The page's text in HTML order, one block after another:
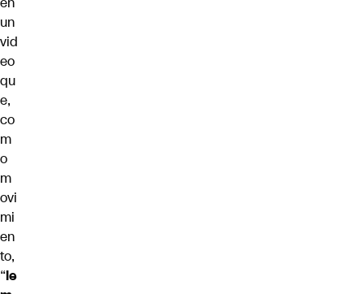
un
vid
eo
qu
e,
co
m
o
m
ovi
mi
en
to,
“le